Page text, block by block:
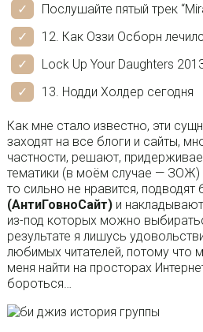
Послушайте пятый трек
12. Как Оззи Осборн
Lock Up Your Daughters
13. Нодди Холдер сегодня
Как мне стало известно, эти
заходят на все блоги и сайты,
частности, решают,
тематики (в моём случае — ЗОЖ)
то сильно не нравится, подводят
(АнтиГовноСайт)и
из-под которых можно
результате я лишусь
любимых читателей, потому что
меня найти на просторах
бороться…